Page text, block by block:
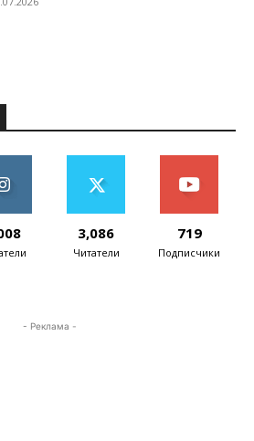
3,086
Читатели
719
Подписчики
- Реклама -